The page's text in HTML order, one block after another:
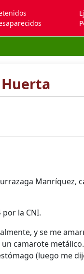
Manríquez,
por la CNI.
y se me
camarote
(luego me